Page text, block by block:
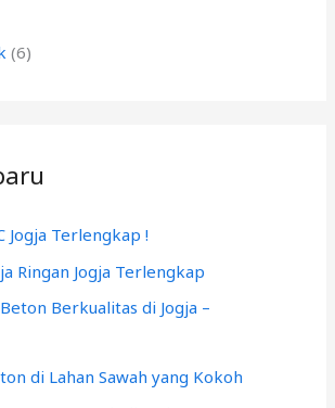
(6)
Jogja Terlengkap !
Ringan Jogja Terlengkap
Berkualitas di Jogja –
di Lahan Sawah yang Kokoh